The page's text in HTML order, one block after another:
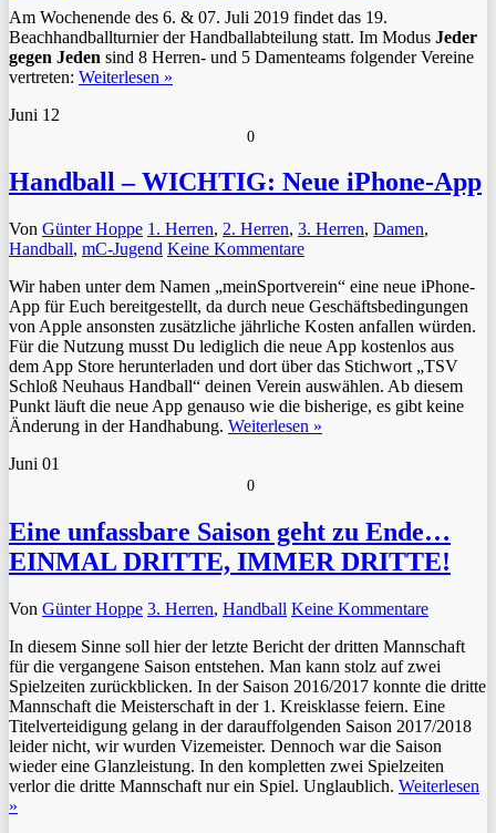
Am Wochenende des 6. & 07. Juli 2019 findet das 19.
Beachhandballturnier der Handballabteilung statt. Im Modus Jeder
gegen Jeden sind 8 Herren- und 5 Damenteams folgender Vereine
vertreten: Weiterlesen »
Juni 12
0
Handball – WICHTIG: Neue iPhone-App
Von Günter Hoppe 1. Herren, 2. Herren, 3. Herren, Damen,
Handball, mC-Jugend Keine Kommentare
Wir haben unter dem Namen „meinSportverein“ eine neue iPhone-
App für Euch bereitgestellt, da durch neue Geschäftsbedingungen
von Apple ansonsten zusätzliche jährliche Kosten anfallen würden.
Für die Nutzung musst Du lediglich die neue App kostenlos aus
dem App Store herunterladen und dort über das Stichwort „TSV
Schloß Neuhaus Handball“ deinen Verein auswählen. Ab diesem
Punkt läuft die neue App genauso wie die bisherige, es gibt keine
Änderung in der Handhabung. Weiterlesen »
Juni 01
0
Eine unfassbare Saison geht zu Ende…
EINMAL DRITTE, IMMER DRITTE!
Von Günter Hoppe 3. Herren, Handball Keine Kommentare
In diesem Sinne soll hier der letzte Bericht der dritten Mannschaft
für die vergangene Saison entstehen. Man kann stolz auf zwei
Spielzeiten zurückblicken. In der Saison 2016/2017 konnte die dritte
Mannschaft die Meisterschaft in der 1. Kreisklasse feiern. Eine
Titelverteidigung gelang in der darauffolgenden Saison 2017/2018
leider nicht, wir wurden Vizemeister. Dennoch war die Saison
wieder eine Glanzleistung. In den kompletten zwei Spielzeiten
verlor die dritte Mannschaft nur ein Spiel. Unglaublich. Weiterlesen
»